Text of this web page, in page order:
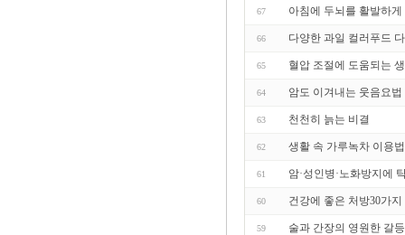
67 아침에 두뇌를 활발하
66 다양한 과일 컬러푸드
65 혈압 조절에 도움되는
64 암도 이겨내는 웃음요법
63 천천히 늙는 비결
62 생활 속 가루녹차 이용법
61 암·성인병·노화방지에
60 건강에 좋은 처방30가지
59 술과 간장의 영원한 갈등